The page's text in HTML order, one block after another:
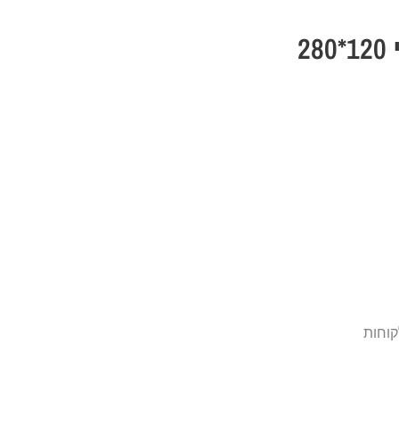
לוח פורצלן איטלקי 120*280